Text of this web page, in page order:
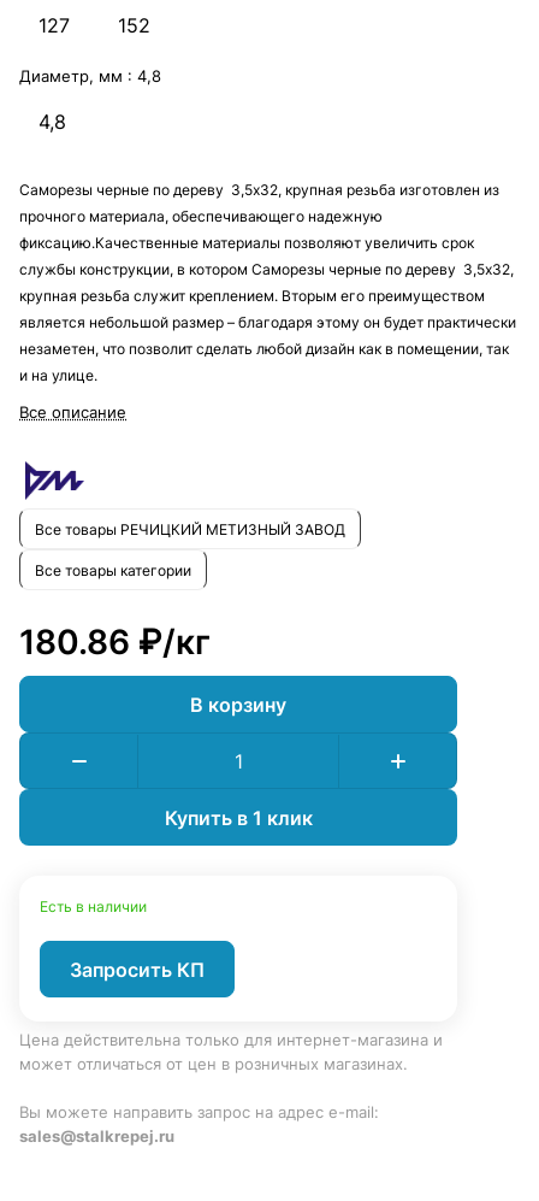
127 152
Диаметр, мм : 4,8
4,8
Саморезы черные по дереву 3,5х32, крупная резьба изготовлен из
прочного материала, обеспечивающего надежную
фиксацию.Качественные материалы позволяют увеличить срок
службы конструкции, в котором Саморезы черные по дереву 3,5х32,
крупная резьба служит креплением. Вторым его преимуществом
является небольшой размер – благодаря этому он будет практически
незаметен, что позволит сделать любой дизайн как в помещении, так
и на улице.
Все описание
Все товары РЕЧИЦКИЙ МЕТИЗНЫЙ ЗАВОД
Все товары категории
180.86 ₽/кг
В корзину
Купить в 1 клик
Есть в наличии
Запросить КП
Цена действительна только для интернет-магазина и
может отличаться от цен в розничных магазинах.
Вы можете направить запрос на адрес e-mail:
sales@stalkrepej.ru